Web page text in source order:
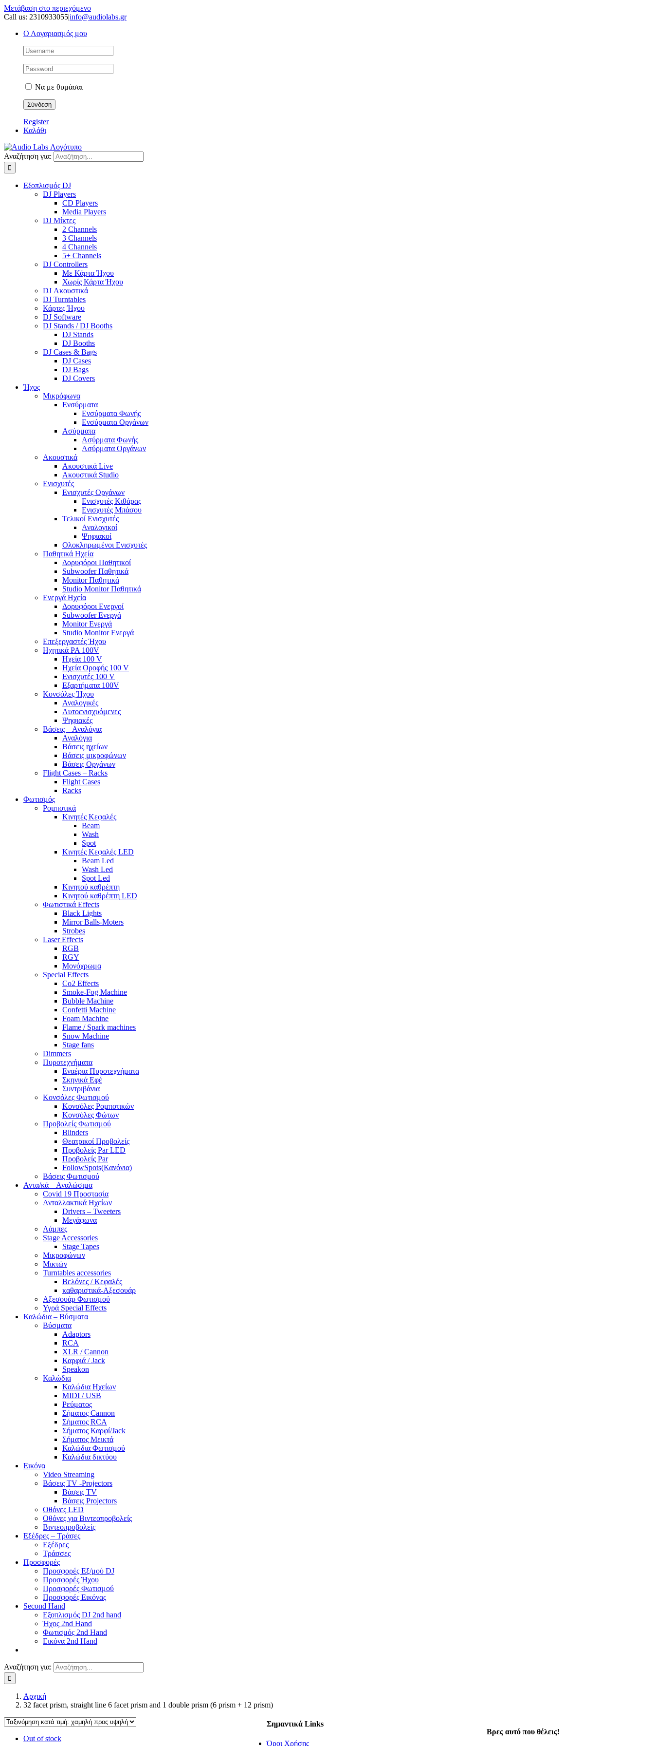
Μετάβαση στο περιεχόμενο
Call us: 2310933055|info@audiolabs.gr
Ο Λογαριασμός μου
Να με θυμάσαι
Register
Καλάθι
Αναζήτηση για:
Εξοπλισμός DJ
DJ Players
CD Players
Media Players
DJ Μίκτες
2 Channels
3 Channels
4 Channels
5+ Channels
DJ Controllers
Με Κάρτα Ήχου
Χωρίς Κάρτα Ήχου
DJ Ακουστικά
DJ Turntables
Κάρτες Ήχου
DJ Software
DJ Stands / DJ Booths
DJ Stands
DJ Booths
DJ Cases & Bags
DJ Cases
DJ Bags
DJ Covers
Ήχος
Μικρόφωνα
Ενσύρματα
Ενσύρματα Φωνής
Ενσύρματα Οργάνων
Ασύρματα
Ασύρματα Φωνής
Ασύρματα Οργάνων
Ακουστικά
Ακουστικά Live
Ακουστικά Studio
Ενισχυτές
Ενισχυτές Οργάνων
Ενισχυτές Κιθάρας
Ενισχυτές Μπάσου
Τελικοί Ενισχυτές
Αναλογικοί
Ψηφιακοί
Ολοκληρωμένοι Ενισχυτές
Παθητικά Ηχεία
Δορυφόροι Παθητικοί
Subwoofer Παθητικά
Monitor Παθητικά
Studio Monitor Παθητικά
Ενεργά Ηχεία
Δορυφόροι Ενεργοί
Subwoofer Ενεργά
Monitor Ενεργά
Studio Monitor Ενεργά
Επεξεργαστές Ήχου
Ηχητικά PA 100V
Ηχεία 100 V
Ηχεία Οροφής 100 V
Ενισχυτές 100 V
Εξαρτήματα 100V
Κονσόλες Ήχου
Αναλογικές
Αυτοενισχυόμενες
Ψηφιακές
Βάσεις – Αναλόγια
Αναλόγια
Βάσεις ηχείων
Βάσεις μικροφώνων
Βάσεις Οργάνων
Flight Cases – Racks
Flight Cases
Racks
Φωτισμός
Ρομποτικά
Κινητές Κεφαλές
Beam
Wash
Spot
Κινητές Κεφαλές LED
Beam Led
Wash Led
Spot Led
Κινητού καθρέπτη
Κινητού καθρέπτη LED
Φωτιστικά Effects
Black Lights
Mirror Balls-Moters
Strobes
Laser Effects
RGB
RGY
Μονόχρωμα
Special Effects
Co2 Effects
Smoke-Fog Machine
Bubble Machine
Confetti Machine
Foam Machine
Flame / Spark machines
Snow Machine
Stage fans
Dimmers
Πυροτεχνήματα
Εναέρια Πυροτεχνήματα
Σκηνικά Εφέ
Συντριβάνια
Κονσόλες Φωτισμού
Κονσόλες Ρομποτικών
Κονσόλες Φώτων
Προβολείς Φωτισμού
Blinders
Θεατρικοί Προβολείς
Προβολείς Par LED
Προβολείς Par
FollowSpots(Κανόνια)
Βάσεις Φωτισμού
Αντα/κά – Αναλώσιμα
Covid 19 Προστασία
Ανταλλακτικά Ηχείων
Drivers – Tweeters
Μεγάφωνα
Λάμπες
Stage Accessories
Stage Tapes
Μικροφώνων
Μικτών
Turntables accessories
Βελόνες / Κεφαλές
καθαριστικά-Αξεσουάρ
Αξεσουάρ Φωτισμού
Υγρά Special Effects
Καλώδια – Βύσματα
Βύσματα
Adaptors
RCA
XLR / Cannon
Καρφιά / Jack
Speakon
Καλώδια
Καλώδια Ηχείων
MIDI / USB
Ρεύματος
Σήματος Cannon
Σήματος RCA
Σήματος Καρφί/Jack
Σήματος Μεικτά
Καλώδια Φωτισμού
Καλώδια δικτύου
Εικόνα
Video Streaming
Βάσεις TV -Projectors
Βάσεις TV
Βάσεις Projectors
Οθόνες LED
Οθόνες για Βιντεοπροβολείς
Βιντεοπροβολείς
Εξέδρες – Τράσες
Εξέδρες
Τράσσες
Προσφορές
Προσφορές Εξ/μού DJ
Προσφορές Ήχου
Προσφορές Φωτισμού
Προσφορές Εικόνας
Second Hand
Εξοπλισμός DJ 2nd hand
Ήχος 2nd Hand
Φωτισμός 2nd Hand
Εικόνα 2nd Hand
Αναζήτηση για:
Αρχική
32 facet prism, straight line 6 facet prism and 1 double prism (6 prism + 12 prism)
Out of stock
Βρες αυτό που θέλεις!
Σημαντικά Links
Όροι Χρήσης